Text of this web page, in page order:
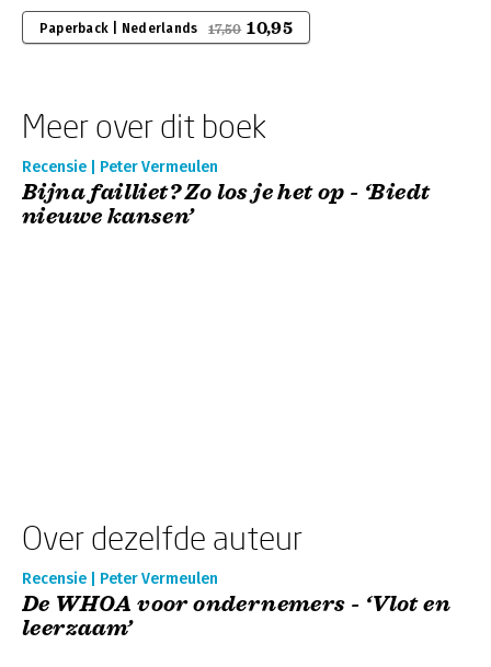
Paperback | Nederlands 17,50 10,95
Meer over dit boek
Recensie | Peter Vermeulen
Bijna failliet? Zo los je het op - ‘Biedt
nieuwe kansen’
Over dezelfde auteur
Recensie | Peter Vermeulen
De WHOA voor ondernemers - ‘Vlot en
leerzaam’